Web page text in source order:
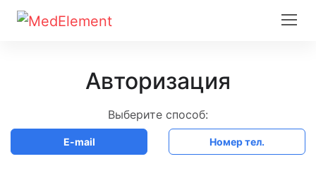
Авторизация
Выберите способ:
E-mail Номер тел.